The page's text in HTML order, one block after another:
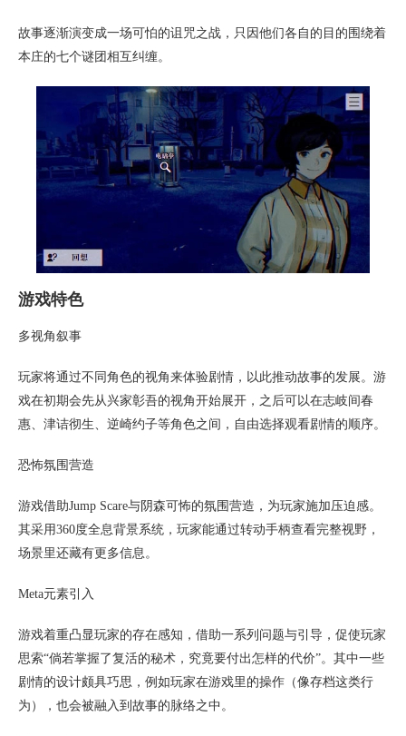
故事逐渐演变成一场可怕的诅咒之战，只因他们各自的目的围绕着
本庄的七个谜团相互纠缠。
游戏特色
多视角叙事
玩家将通过不同角色的视角来体验剧情，以此推动故事的发展。游
戏在初期会先从兴家彰吾的视角开始展开，之后可以在志岐间春
惠、津诘彻生、逆崎约子等角色之间，自由选择观看剧情的顺序。
恐怖氛围营造
游戏借助Jump Scare与阴森可怖的氛围营造，为玩家施加压迫感。
其采用360度全息背景系统，玩家能通过转动手柄查看完整视野，
场景里还藏有更多信息。
Meta元素引入
游戏着重凸显玩家的存在感知，借助一系列问题与引导，促使玩家
思索“倘若掌握了复活的秘术，究竟要付出怎样的代价”。其中一些
剧情的设计颇具巧思，例如玩家在游戏里的操作（像存档这类行
为），也会被融入到故事的脉络之中。